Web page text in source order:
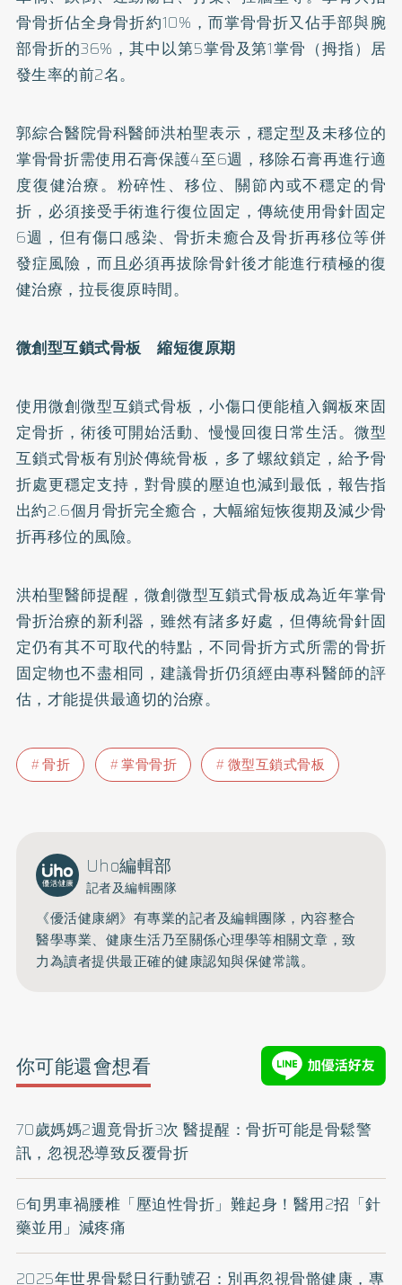
骨骨折佔全身骨折約10%，而掌骨骨折又佔手部與腕
部骨折的36%，其中以第5掌骨及第1掌骨（拇指）居
發生率的前2名。
郭綜合醫院骨科醫師洪柏聖表示，穩定型及未移位的
掌骨骨折需使用石膏保護4至6週，移除石膏再進行適
度復健治療。粉碎性、移位、關節內或不穩定的骨
折，必須接受手術進行復位固定，傳統使用骨針固定
6週，但有傷口感染、骨折未癒合及骨折再移位等併
發症風險，而且必須再拔除骨針後才能進行積極的復
健治療，拉長復原時間。
微創型互鎖式骨板 縮短復原期
使用微創微型互鎖式骨板，小傷口便能植入鋼板來固
定骨折，術後可開始活動、慢慢回復日常生活。微型
互鎖式骨板有別於傳統骨板，多了螺紋鎖定，給予骨
折處更穩定支持，對骨膜的壓迫也減到最低，報告指
出約2.6個月骨折完全癒合，大幅縮短恢復期及減少骨
折再移位的風險。
洪柏聖醫師提醒，微創微型互鎖式骨板成為近年掌骨
骨折治療的新利器，雖然有諸多好處，但傳統骨針固
定仍有其不可取代的特點，不同骨折方式所需的骨折
固定物也不盡相同，建議骨折仍須經由專科醫師的評
估，才能提供最適切的治療。
骨折 掌骨骨折 微型互鎖式骨板
Uho編輯部
記者及編輯團隊
《優活健康網》有專業的記者及編輯團隊，內容整合
醫學專業、健康生活乃至關係心理學等相關文章，致
力為讀者提供最正確的健康認知與保健常識。
你可能還會想看
70歲媽媽2週竟骨折3次 醫提醒：骨折可能是骨鬆警
訊，忽視恐導致反覆骨折
6旬男車禍腰椎「壓迫性骨折」難起身！醫用2招「針
藥並用」減疼痛
2025年世界骨鬆日行動號召：別再忽視骨骼健康，專